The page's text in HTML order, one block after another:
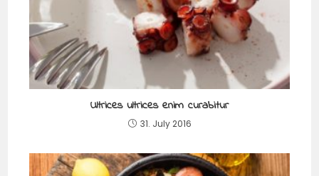
Ultrices ultrices enim curabitur
31. July 2016